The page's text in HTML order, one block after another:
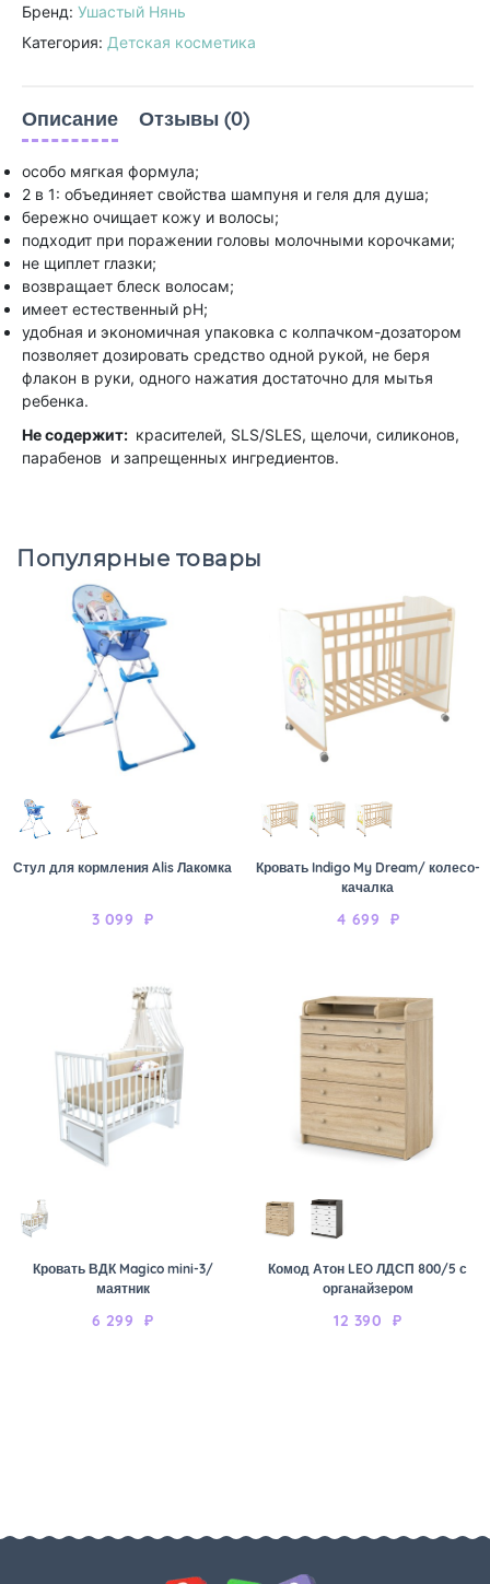
Бренд: Ушастый Нянь
Категория: Детская косметика
Описание Отзывы (0)
особо мягкая формула;
2 в 1: объединяет свойства шампуня и геля для душа;
бережно очищает кожу и волосы;
подходит при поражении головы молочными корочками;
не щиплет глазки;
возвращает блеск волосам;
имеет естественный pH;
удобная и экономичная упаковка с колпачком-дозатором
позволяет дозировать средство одной рукой, не беря
флакон в руки, одного нажатия достаточно для мытья
ребенка.
Не содержит: красителей, SLS/SLES, щелочи, силиконов,
парабенов и запрещенных ингредиентов.
Популярные товары
Стул для кормления Alis Лакомка
3 099 ₽
Кровать Indigo My Dream/ колесо-
качалка
4 699 ₽
Кровать ВДК Magico mini-3/
маятник
6 299 ₽
Комод Атон LEO ЛДСП 800/5 с
органайзером
12 390 ₽